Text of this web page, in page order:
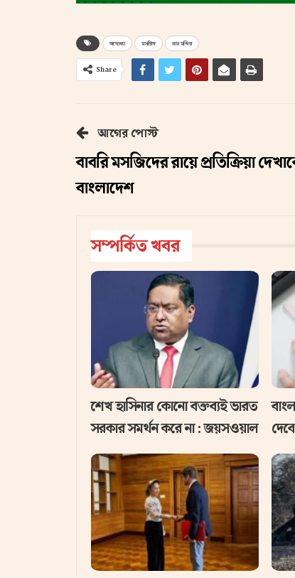
অযোধ্যা মসজিদ রাম মন্দির
Share
আগের পোস্ট
বাবরি মসজিদের রায়ে প্রতিক্রিয়া
বাংলাদেশ
সম্পর্কিত খবর
‌শেখ হাসিনার কোনো বক্তব্যই ভারত
সরকার সমর্থন করে না : জয়সওয়াল